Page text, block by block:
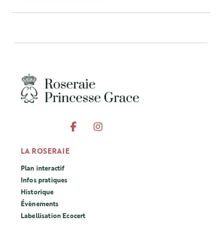
LA ROSERAIE
Plan interactif
Infos pratiques
Historique
Évènements
Labellisation Ecocert